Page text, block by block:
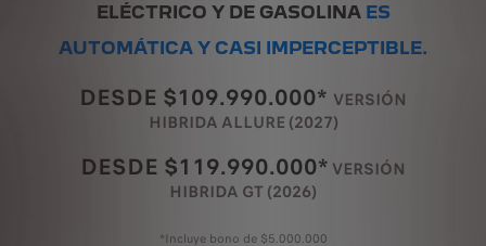
ELÉCTRICO Y DE GASOLINAES
AUTOMÁTICA Y CASI IMPERCEPTIBLE.
DESDE $109.990.000* VERSIÓN
HIBRIDA ALLURE (2027)
DESDE $119.990.000* VERSIÓN
HIBRIDA GT (2026)
*Incluye bono de $5.000.000